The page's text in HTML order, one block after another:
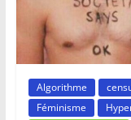
Algorithme
Féminisme